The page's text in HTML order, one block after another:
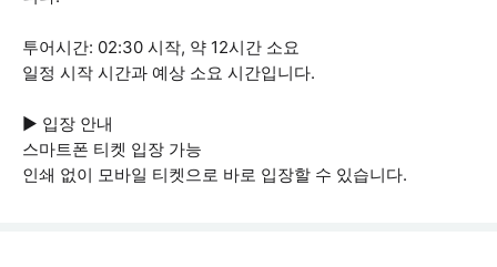
투어시간: 02:30 시작, 약 12시간 소요
일정 시작 시간과 예상 소요 시간입니다.
▶ 입장 안내
스마트폰 티켓 입장 가능
인쇄 없이 모바일 티켓으로 바로 입장할 수 있습니다.